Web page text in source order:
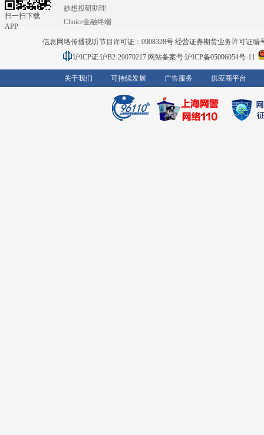
扫一扫下载
APP
妙想投研助理
Choice金融终端
信息网络传播视听节目许可证：0908328号 经营证券期货业务许可证编
沪ICP证:沪B2-20070217 网站备案号:沪ICP备05006054号-11
关于我们 可持续发展 广告服务 供应商平台